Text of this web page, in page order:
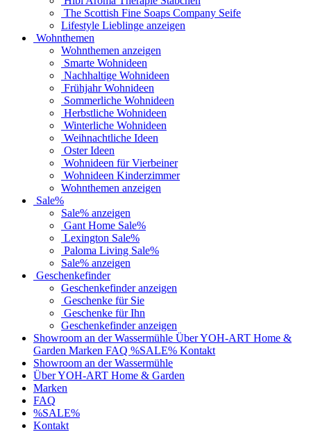
The Scottish Fine Soaps Company Seife
Lifestyle Lieblinge anzeigen
Wohnthemen
Wohnthemen anzeigen
Smarte Wohnideen
Nachhaltige Wohnideen
Frühjahr Wohnideen
Sommerliche Wohnideen
Herbstliche Wohnideen
Winterliche Wohnideen
Weihnachtliche Ideen
Oster Ideen
Wohnideen für Vierbeiner
Wohnideen Kinderzimmer
Wohnthemen anzeigen
Sale%
Sale% anzeigen
Gant Home Sale%
Lexington Sale%
Paloma Living Sale%
Sale% anzeigen
Geschenkefinder
Geschenkefinder anzeigen
Geschenke für Sie
Geschenke für Ihn
Geschenkefinder anzeigen
Showroom an der Wassermühle Über YOH-ART Home &
Garden Marken FAQ %SALE% Kontakt
Showroom an der Wassermühle
Über YOH-ART Home & Garden
Marken
FAQ
%SALE%
Kontakt